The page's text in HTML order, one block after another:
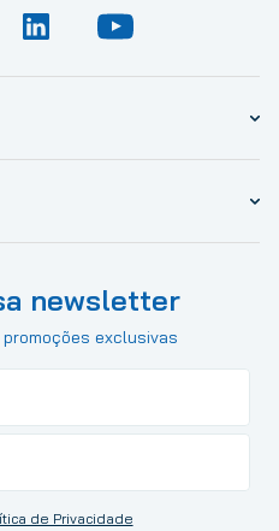
newsletter
exclusivas
de Privacidade